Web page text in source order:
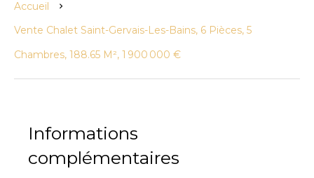
Accueil
Vente Chalet Saint-Gervais-Les-Bains, 6 Pièces, 5
Chambres, 188.65 M², 1 900 000 €
Informations
complémentaires